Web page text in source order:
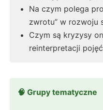
Na czym polega
zwrotu” w rozwoju
Czym są kryzysy
reinterpretacji
🧠 Grupy tematyczne